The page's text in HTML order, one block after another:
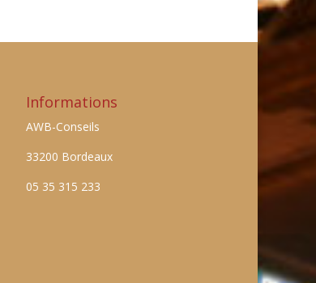
Informations
AWB-Conseils
33200 Bordeaux
05 35 315 233